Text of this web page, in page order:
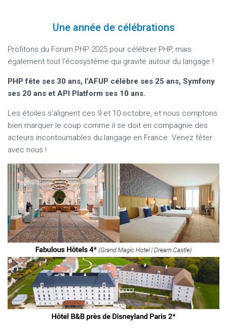
Une année de célébrations
Profitons du Forum PHP 2025 pour célébrer PHP, mais
également tout l’écosystème qui gravite autour du langage !
PHP fête ses 30 ans, l’AFUP célèbre ses 25 ans, Symfony
ses 20 ans et API Platform ses 10 ans.
Les étoiles s’alignent ces 9 et 10 octobre, et nous comptons
bien marquer le coup comme il se doit en compagnie des
acteurs incontournables du langage en France. Venez fêter
avec nous !